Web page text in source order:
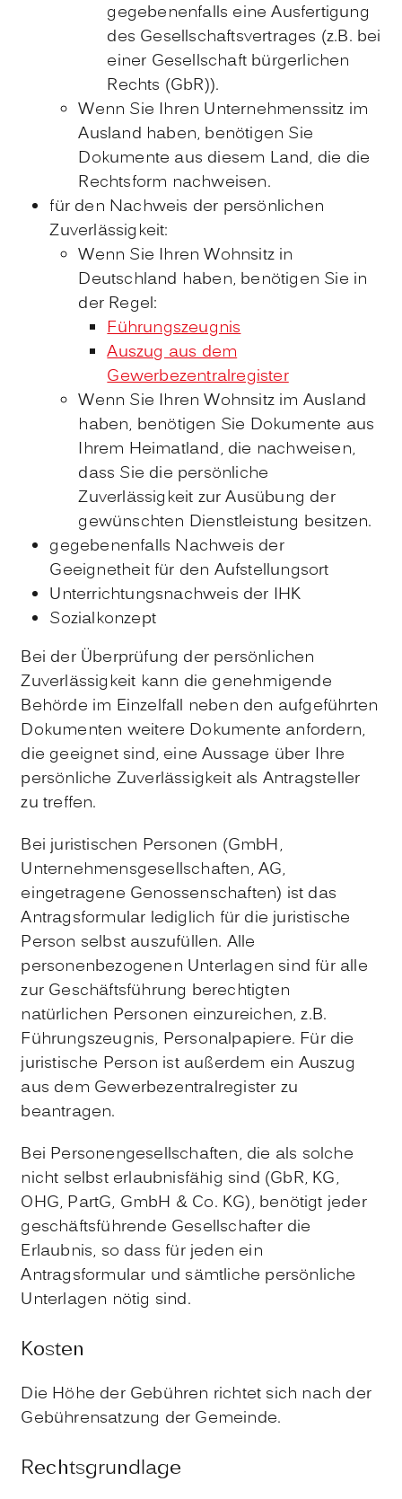
gegebenenfalls eine Ausfertigung
des Gesellschaftsvertrages (z.B. bei
einer Gesellschaft bürgerlichen
Rechts (GbR)).
Wenn Sie Ihren Unternehmenssitz im
Ausland haben, benötigen Sie
Dokumente aus diesem Land, die die
Rechtsform nachweisen.
für den Nachweis der persönlichen
Zuverlässigkeit:
Wenn Sie Ihren Wohnsitz in
Deutschland haben, benötigen Sie in
der Regel:
Führungszeugnis
Auszug aus dem
Gewerbezentralregister
Wenn Sie Ihren Wohnsitz im Ausland
haben, benötigen Sie Dokumente aus
Ihrem Heimatland, die nachweisen,
dass Sie die persönliche
Zuverlässigkeit zur Ausübung der
gewünschten Dienstleistung besitzen.
gegebenenfalls Nachweis der
Geeignetheit für den Aufstellungsort
Unterrichtungsnachweis der IHK
Sozialkonzept
Bei der Überprüfung der persönlichen
Zuverlässigkeit kann die genehmigende
Behörde im Einzelfall neben den aufgeführten
Dokumenten weitere Dokumente anfordern,
die geeignet sind, eine Aussage über Ihre
persönliche Zuverlässigkeit als Antragsteller
zu treffen.
Bei juristischen Personen (GmbH,
Unternehmensgesellschaften, AG,
eingetragene Genossenschaften) ist das
Antragsformular lediglich für die juristische
Person selbst auszufüllen. Alle
personenbezogenen Unterlagen sind für alle
zur Geschäftsführung berechtigten
natürlichen Personen einzureichen, z.B.
Führungszeugnis, Personalpapiere. Für die
juristische Person ist außerdem ein Auszug
aus dem Gewerbezentralregister zu
beantragen.
Bei Personengesellschaften, die als solche
nicht selbst erlaubnisfähig sind (GbR, KG,
OHG, PartG, GmbH & Co. KG), benötigt jeder
geschäftsführende Gesellschafter die
Erlaubnis, so dass für jeden ein
Antragsformular und sämtliche persönliche
Unterlagen nötig sind.
Kosten
Die Höhe der Gebühren richtet sich nach der
Gebührensatzung der Gemeinde.
Rechtsgrundlage